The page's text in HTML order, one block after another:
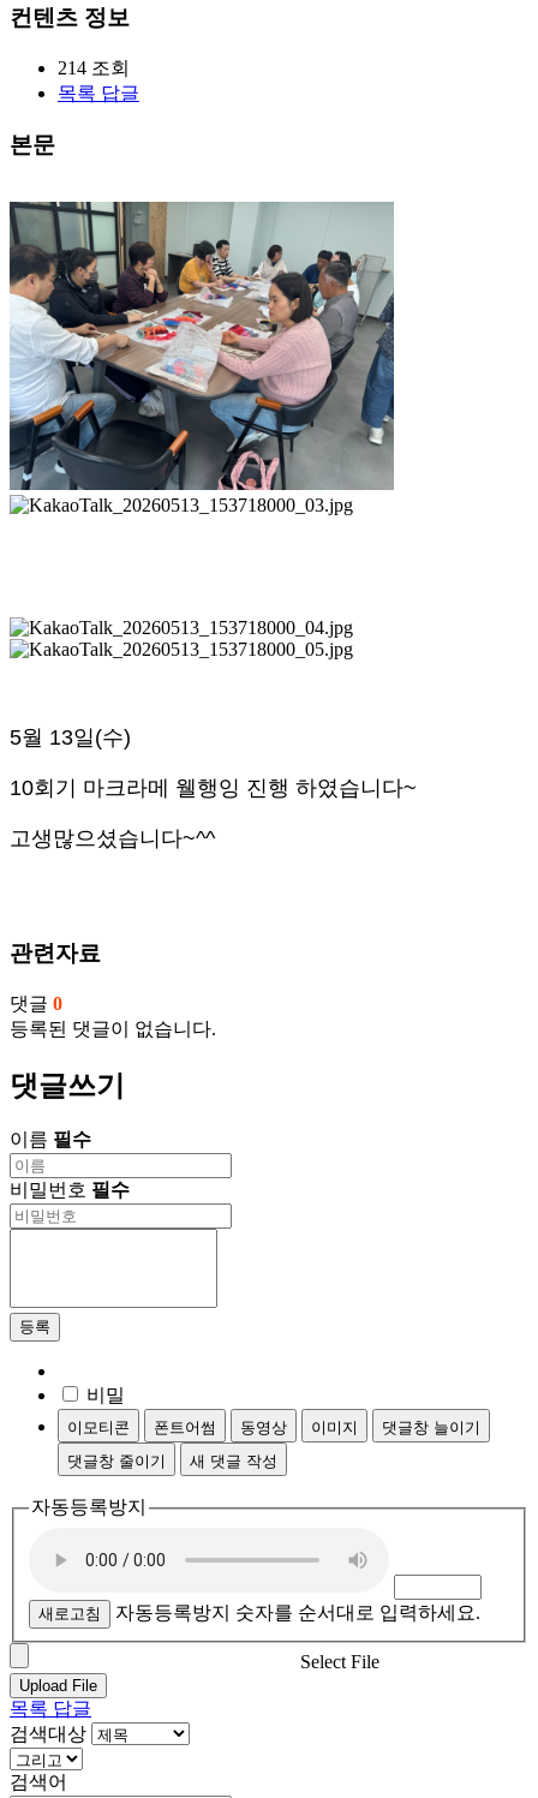
컨텐츠 정보
214 조회
목록 답글
본문
5월 13일(수)
10회기 마크라메 웰행잉 진행 하였습니다~
고생많으셨습니다~^^
관련자료
댓글 0
등록된 댓글이 없습니다.
댓글쓰기
이름 필수
비밀번호 필수
등록
비밀
이모티콘 폰트어썸 동영상 이미지
댓글창 늘이기
댓글창 줄이기
새 댓글 작성
자동등록방지
새로고침 자동등록방지 숫자를 순서대로 입력하세요.
Select File
Upload File
목록 답글
검색대상
검색어